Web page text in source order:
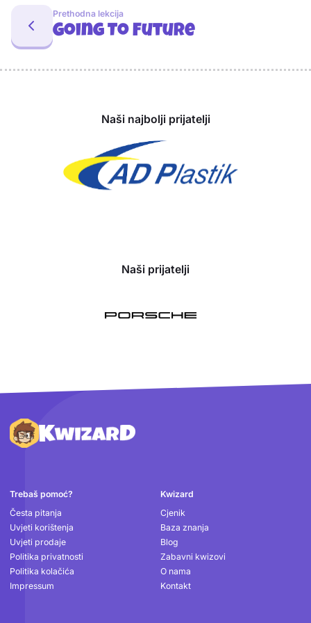
Prethodna lekcija
Going To Future
Naši najbolji prijatelji
Naši prijatelji
Podnožje
Trebaš pomoć?
Česta pitanja
Uvjeti korištenja
Uvjeti prodaje
Politika privatnosti
Politika kolačića
Impressum
Kwizard
Cjenik
Baza znanja
Blog
Zabavni kwizovi
O nama
Kontakt